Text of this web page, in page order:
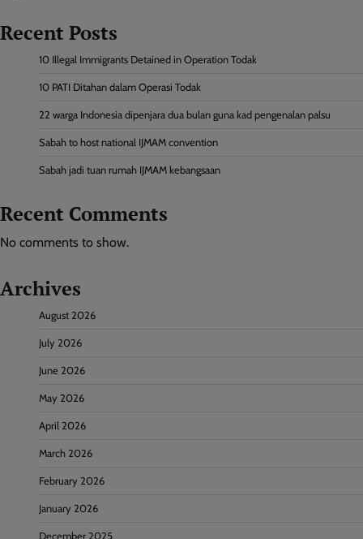
Recent Posts
10 Illegal Immigrants Detained in Operation Todak
10 PATI Ditahan dalam Operasi Todak
22 warga Indonesia dipenjara dua bulan guna kad pengenalan palsu
Sabah to host national IJMAM convention
Sabah jadi tuan rumah IJMAM kebangsaan
Recent Comments
No comments to show.
Archives
August 2026
July 2026
June 2026
May 2026
April 2026
March 2026
February 2026
January 2026
December 2025